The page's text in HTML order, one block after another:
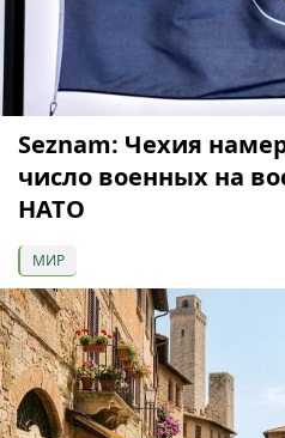
Seznam: Чехия
число военных на
НАТО
МИР